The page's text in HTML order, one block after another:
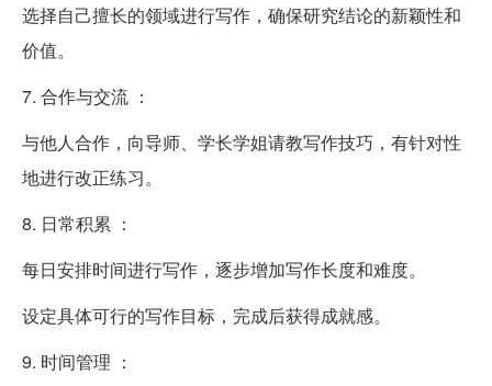
选择自己擅长的领域进行写作，确保研究结论的新颖性和
价值。
7. 合作与交流 ：
与他人合作，向导师、学长学姐请教写作技巧，有针对性
地进行改正练习。
8. 日常积累 ：
每日安排时间进行写作，逐步增加写作长度和难度。
设定具体可行的写作目标，完成后获得成就感。
9. 时间管理 ：